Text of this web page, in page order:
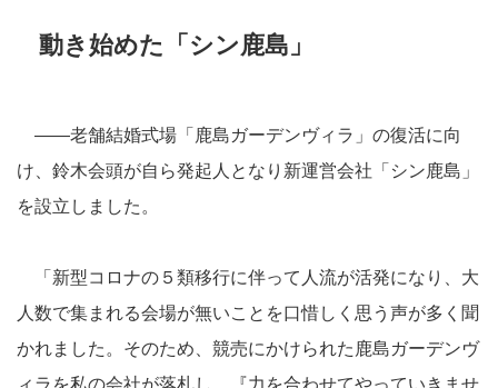
動き始めた「シン鹿島」
――老舗結婚式場「鹿島ガーデンヴィラ」の復活に向
け、鈴木会頭が自ら発起人となり新運営会社「シン鹿島」
を設立しました。
「新型コロナの５類移行に伴って人流が活発になり、大
人数で集まれる会場が無いことを口惜しく思う声が多く聞
かれました。そのため、競売にかけられた鹿島ガーデンヴ
ィラを私の会社が落札し、『力を合わせてやっていきませ